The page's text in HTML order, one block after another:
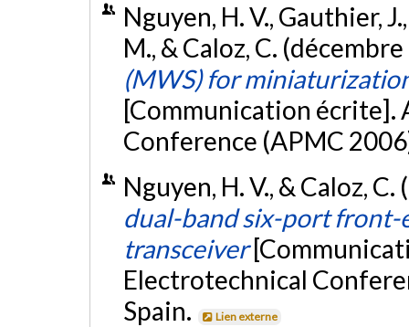
Nguyen, H. V., Gauthier,
M., & Caloz, C.
(MWS) for
[Communication écrite].
Conference (APMC
Nguyen, H. V., & Caloz,
dual-band six-port front-
transceiver
Electrotechnical
Spain.
Lien externe